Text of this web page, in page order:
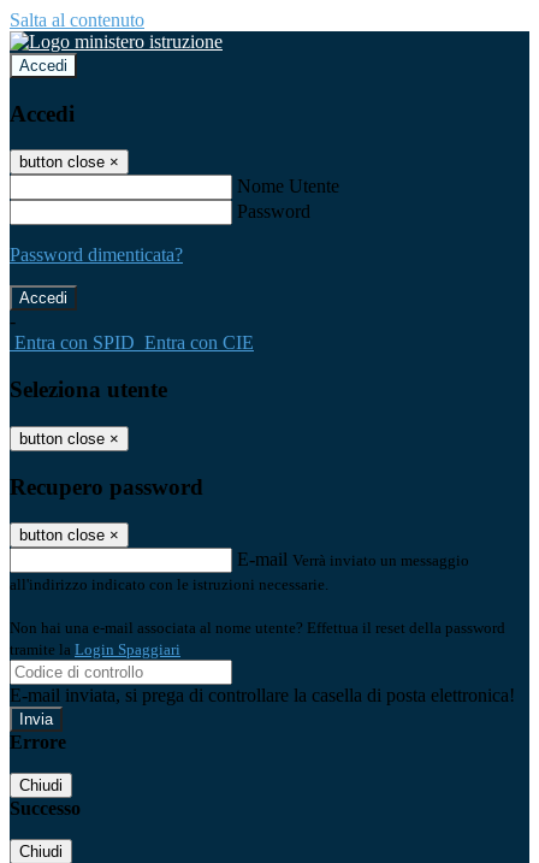
Salta al contenuto
Accedi
Accedi
button close ×
Nome Utente
Password
Password dimenticata?
-
Entra con SPID Entra con CIE
Seleziona utente
button close ×
Recupero password
button close ×
E-mail Verrà inviato un messaggio
all'indirizzo indicato con le istruzioni necessarie.
Non hai una e-mail associata al nome utente? Effettua il reset della password
tramite la Login Spaggiari
E-mail inviata, si prega di controllare la casella di posta elettronica!
Errore
Chiudi
Successo
Chiudi